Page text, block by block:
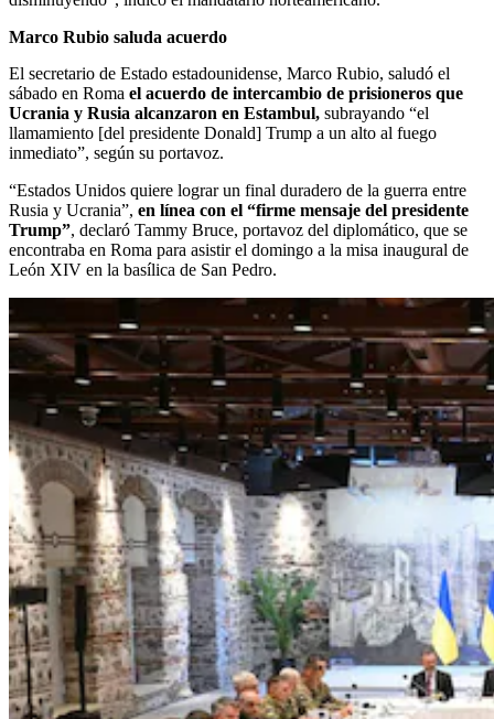
Marco Rubio saluda acuerdo
El secretario de Estado estadounidense, Marco Rubio, saludó el
sábado en Roma el acuerdo de intercambio de prisioneros que
Ucrania y Rusia alcanzaron en Estambul, subrayando “el
llamamiento [del presidente Donald] Trump a un alto al fuego
inmediato”, según su portavoz.
“Estados Unidos quiere lograr un final duradero de la guerra entre
Rusia y Ucrania”, en línea con el “firme mensaje del presidente
Trump”, declaró Tammy Bruce, portavoz del diplomático, que se
encontraba en Roma para asistir el domingo a la misa inaugural de
León XIV en la basílica de San Pedro.